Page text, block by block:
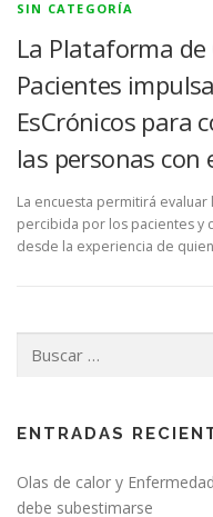
SIN CATEGORÍA
La Plataforma
Pacientes
EsCrónicos para
las personas con
La encuesta permitirá
percibida por los pacientes y
desde la experiencia de
ENTRADAS
Olas de calor y
debe subestimarse